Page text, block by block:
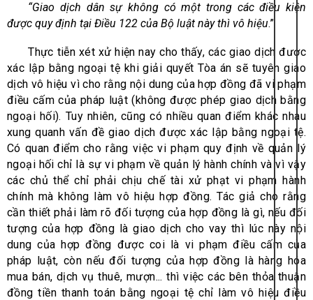
“Giao dịch dân sự không có một trong các điều kiện
được quy định tại Điều 122 của Bộ luật này thì vô hiệu.”
Thực tiễn xét xử hiện nay cho thấy, các giao dịch được
xác lập bằng ngoại tệ khi giải quyết Tòa án sẽ tuyên giao
dịch vô hiệu vì cho rằng nội dung của hợp đồng đã vi phạm
điều cấm của pháp luật (không được phép giao dịch bằng
ngoại hối). Tuy nhiên, cũng có nhiều quan điểm khác nhau
xung quanh vấn đề giao dịch được xác lập bằng ngoại tệ.
Có quan điểm cho rằng việc vi phạm quy định về quản lý
ngoại hối chỉ là sự vi phạm về quản lý hành chính và vì vậy
các chủ thể chỉ phải chịu chế tài xử phạt vi phạm hành
chính mà không làm vô hiệu hợp đồng. Tác giả cho rằng
cần thiết phải làm rõ đối tượng của hợp đồng là gì, nếu đối
tượng của hợp đồng là giao dịch cho vay thì lúc này nội
dung của hợp đồng được coi là vi phạm điều cấm của
pháp luật, còn nếu đối tượng của hợp đồng là hàng hóa
mua bán, dịch vụ thuê, mượn... thì việc các bên thỏa thuận
đồng tiền thanh toán bằng ngoại tệ chỉ làm vô hiệu điều